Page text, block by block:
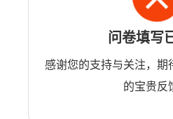
问卷填写
感谢您的支持与关注，期
的宝贵反